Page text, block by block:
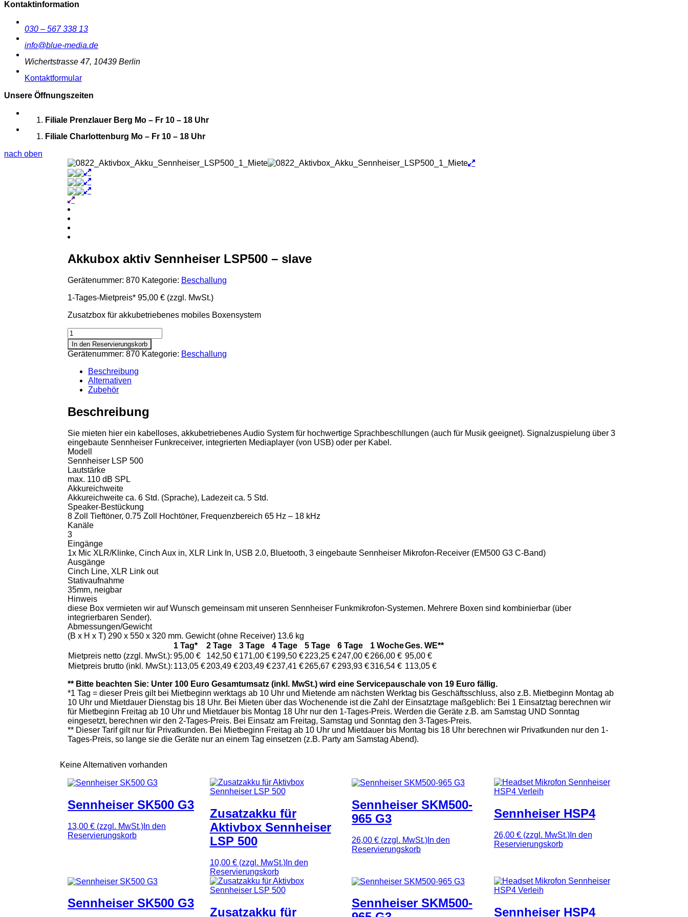
Kontaktinformation
030 – 567 338 13
info@blue-media.de
Wichertstrasse 47, 10439 Berlin
Kontaktformular
Unsere Öffnungszeiten
Filiale Prenzlauer Berg Mo – Fr 10 – 18 Uhr
Filiale Charlottenburg Mo – Fr 10 – 18 Uhr
nach oben
Akkubox aktiv Sennheiser LSP500 – slave
Gerätenummer: 870 Kategorie: Beschallung
1-Tages-Mietpreis* 95,00 € (zzgl. MwSt.)
Zusatzbox für akkubetriebenes mobiles Boxensystem
Akkubox
aktiv
Sennheiser
LSP500
slave
Menge
In den Reservierungskorb
Gerätenummer: 870 Kategorie: Beschallung
Beschreibung
Alternativen
Zubehör
Beschreibung
Sie mieten hier ein kabelloses, akkubetriebenes Audio System für hochwertige Sprachbeschllungen (auch für Musik geeignet). Signalzuspielung über 3
eingebaute Sennheiser Funkreceiver, integrierten Mediaplayer (von USB) oder per Kabel.
Modell
Sennheiser LSP 500
Lautstärke
max. 110 dB SPL
Akkureichweite
Akkureichweite ca. 6 Std. (Sprache), Ladezeit ca. 5 Std.
Speaker-Bestückung
8 Zoll Tieftöner, 0.75 Zoll Hochtöner, Frequenzbereich 65 Hz – 18 kHz
Kanäle
3
Eingänge
1x Mic XLR/Klinke, Cinch Aux in, XLR Link In, USB 2.0, Bluetooth, 3 eingebaute Sennheiser Mikrofon-Receiver (EM500 G3 C-Band)
Ausgänge
Cinch Line, XLR Link out
Stativaufnahme
35mm, neigbar
Hinweis
diese Box vermieten wir auf Wunsch gemeinsam mit unseren Sennheiser Funkmikrofon-Systemen. Mehrere Boxen sind kombinierbar (über
integrierbaren Sender).
Abmessungen/Gewicht
(B x H x T) 290 x 550 x 320 mm. Gewicht (ohne Receiver) 13.6 kg
1 Tag*
2 Tage 3 Tage 4 Tage 5 Tage 6 Tage 1 WocheGes. WE**
Mietpreis netto (zzgl. MwSt.): 95,00 € 142,50 €171,00 €199,50 €223,25 €247,00 €266,00 € 95,00 €
Mietpreis brutto (inkl. MwSt.): 113,05 €203,49 €203,49 €237,41 €265,67 €293,93 €316,54 € 113,05 €
** Bitte beachten Sie: Unter 100 Euro Gesamtumsatz (inkl. MwSt.) wird eine Servicepauschale von 19 Euro fällig.
*1 Tag = dieser Preis gilt bei Mietbeginn werktags ab 10 Uhr und Mietende am nächsten Werktag bis Geschäftsschluss, also z.B. Mietbeginn Montag ab
10 Uhr und Mietdauer Dienstag bis 18 Uhr. Bei Mieten über das Wochenende ist die Zahl der Einsatztage maßgeblich: Bei 1 Einsatztag berechnen wir
für Mietbeginn Freitag ab 10 Uhr und Mietdauer bis Montag 18 Uhr nur den 1-Tages-Preis. Werden die Geräte z.B. am Samstag UND Sonntag
eingesetzt, berechnen wir den 2-Tages-Preis. Bei Einsatz am Freitag, Samstag und Sonntag den 3-Tages-Preis.
** Dieser Tarif gilt nur für Privatkunden. Bei Mietbeginn Freitag ab 10 Uhr und Mietdauer bis Montag bis 18 Uhr berechnen wir Privatkunden nur den 1-
Tages-Preis, so lange sie die Geräte nur an einem Tag einsetzen (z.B. Party am Samstag Abend).
Keine Alternativen vorhanden
Sennheiser SK500 G3
13,00 € (zzgl. MwSt.) In den
Reservierungskorb
Zusatzakku für
Aktivbox Sennheiser
LSP 500
10,00 € (zzgl. MwSt.)In den
Reservierungskorb
Sennheiser SKM500-
965 G3
26,00 € (zzgl. MwSt.) In den
Reservierungskorb
Sennheiser HSP4
26,00 € (zzgl. MwSt.)In den
Reservierungskorb
Sennheiser SK500 G3
Zusatzakku für
Sennheiser SKM500-
Sennheiser HSP4